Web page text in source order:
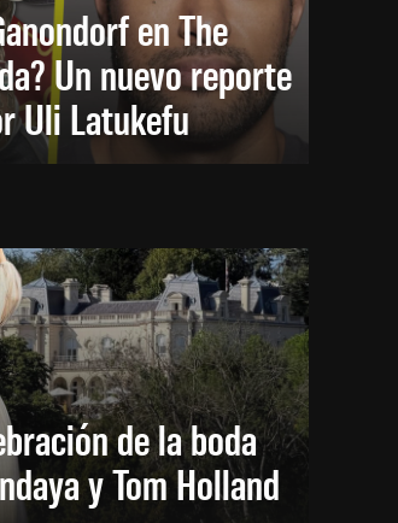
en The
Un nuevo reporte
Uli Latukefu
de la boda
y Tom Holland